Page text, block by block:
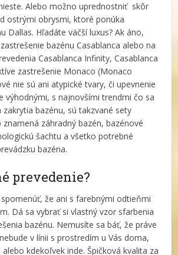
Alebo možno uprednostniť skôr
ostrými obrysmi, ktoré ponúka
Dallas. Hľadáte väčší luxus? Ak áno,
bazénu Casablanca alebo na
Casablanca Infinity, Casablanca
zastrešenie Monaco (Monaco
nie sú ani atypické tvary, či upevnenie
výhodnými, s najnovšími trendmi čo sa
zakrytia bazénu, sú takzvané sety
záhradný bazén, bazénové
šachtu a všetko potrebné
bazéna.
prevedenie?
že ani s farebnými odtieňmi
Dá sa vybrať si vlastný vzor sfarbenia
bazénu. Nemusíte sa báť, že práve
v línii s prostredím u Vás doma,
kdekoľvek inde. Špičková kvalita za